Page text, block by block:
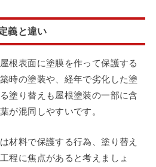
義と違い
根表面に塗膜を作って保護する
時の塗装や、経年で劣化した塗
塗り替えも屋根塗装の一部に含
が混同しやすいです。
材料で保護する行為、塗り替え
程に焦点があると考えましょ